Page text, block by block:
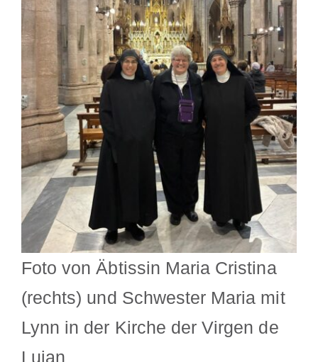
Foto von Äbtissin Maria Cristina
(rechts) und Schwester Maria mit
Lynn in der Kirche der Virgen de
Lujan